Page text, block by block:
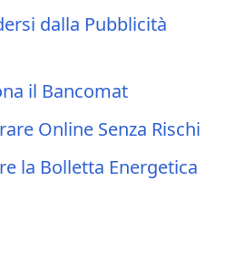
dalla Pubblicità
il Bancomat
Online Senza Rischi
la Bolletta Energetica